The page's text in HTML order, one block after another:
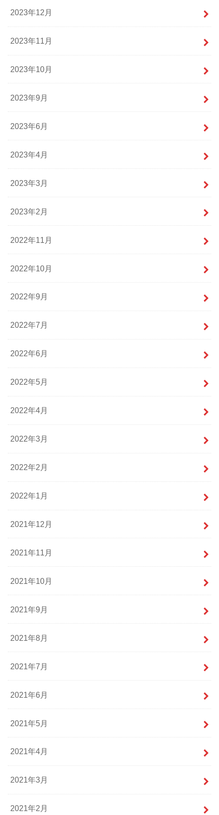
2023年12月
2023年11月
2023年10月
2023年9月
2023年6月
2023年4月
2023年3月
2023年2月
2022年11月
2022年10月
2022年9月
2022年7月
2022年6月
2022年5月
2022年4月
2022年3月
2022年2月
2022年1月
2021年12月
2021年11月
2021年10月
2021年9月
2021年8月
2021年7月
2021年6月
2021年5月
2021年4月
2021年3月
2021年2月